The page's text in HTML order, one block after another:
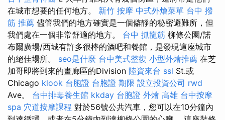
在城市想要的任何地方。 新竹 按摩 中式外燴菜單 台中 撥
筋 推薦 儘管我們的地方確實是一個僻靜的秘密避難所，但
我們處在一個非常舒適的地方。 台中 抓龍筋 柳條公園/諾
布爾廣場/西城有許多很棒的酒吧和餐館，是發現這座城市
的絕佳場所。 seo是什麼 台中美式整復 小型外燴推薦 在芝
加哥即將到來的畫廊區的Division 陸資來台 ssl St.或
Chicago klook 台胞證 台胞證 期限 設立投資公司 rwd
Ave。 台中排毒養生館 kkday 台胞證 外燴 高雄 台中按摩
spa 穴道按摩課程 對於56號公共汽車，您可以在10分鐘內